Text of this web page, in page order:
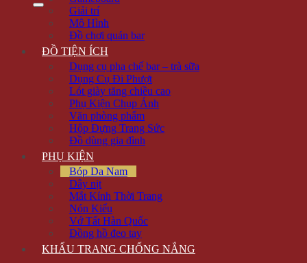
Giải trí
Mô Hình
Đồ chơi quán bar
ĐỒ TIỆN ÍCH
Dụng cụ pha chế bar – trà sữa
Dụng Cụ Đi Phượt
Lót giày tăng chiều cao
Phụ Kiện Chụp Ảnh
Văn phòng phẩm
Hộp Đựng Trang Sức
Đồ dùng gia đình
PHỤ KIỆN
Bóp Da Nam
Dây nịt
Mắt Kính Thời Trang
Nón Kiểu
Vớ Tất Hàn Quốc
Đồng hồ đeo tay
KHẨU TRANG CHỐNG NẮNG